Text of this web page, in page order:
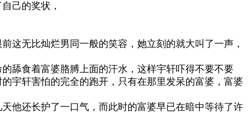
己的奖状，
这无比灿烂男同一般的笑容，她立刻的就大叫了一声，
舔食着富婆胳膊上面的汗水，这样宇轩吓得不要不要
宇轩害怕的完全的跑开，只有在那里发呆的富婆，富婆
他还长护了一口气，而此时的富婆早已在暗中等待了许